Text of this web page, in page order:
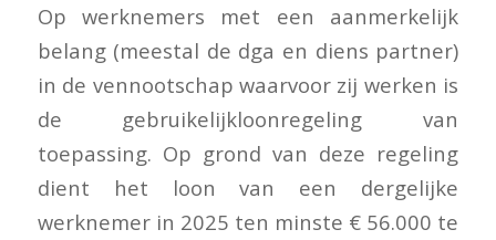
Op werknemers met een aanmerkelijk
belang (meestal de dga en diens partner)
in de vennootschap waarvoor zij werken is
de gebruikelijkloonregeling van
toepassing. Op grond van deze regeling
dient het loon van een dergelijke
werknemer in 2025 ten minste € 56.000 te